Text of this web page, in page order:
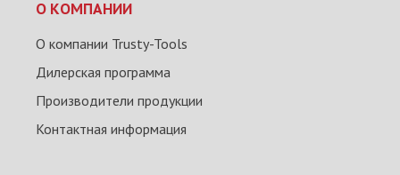
О КОМПАНИИ
О компании Trusty-Tools
Дилерская программа
Производители продукции
Контактная информация